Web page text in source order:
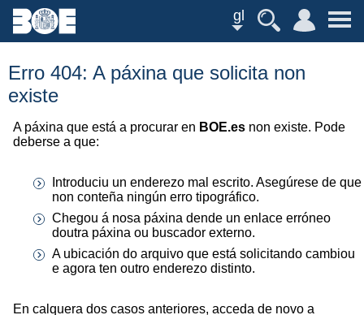
gl
Erro 404: A páxina que solicita non
existe
A páxina que está a procurar en BOE.es non existe. Pode
deberse a que:
Introduciu un enderezo mal escrito. Asegúrese de que
non conteña ningún erro tipográfico.
Chegou á nosa páxina dende un enlace erróneo
doutra páxina ou buscador externo.
A ubicación do arquivo que está solicitando cambiou
e agora ten outro enderezo distinto.
En calquera dos casos anteriores, acceda de novo a